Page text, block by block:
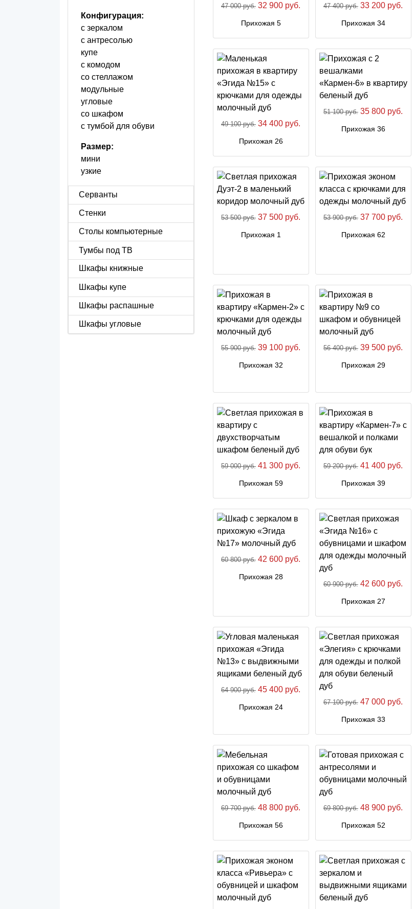
Конфигурация:
с зеркалом
с антресолью
купе
с комодом
со стеллажом
модульные
угловые
со шкафом
с тумбой для обуви
Размер:
мини
узкие
Серванты
Стенки
Столы компьютерные
Тумбы под ТВ
Шкафы книжные
Шкафы купе
Шкафы распашные
Шкафы угловые
47 000 руб. 32 900 руб.
Прихожая 5
47 400 руб. 33 200 руб.
Прихожая 34
49 100 руб. 34 400 руб.
Прихожая 26
51 100 руб. 35 800 руб.
Прихожая 36
53 500 руб. 37 500 руб.
Прихожая 1
53 900 руб. 37 700 руб.
Прихожая 62
55 900 руб. 39 100 руб.
Прихожая 32
56 400 руб. 39 500 руб.
Прихожая 29
59 000 руб. 41 300 руб.
Прихожая 59
59 200 руб. 41 400 руб.
Прихожая 39
60 800 руб. 42 600 руб.
Прихожая 28
60 900 руб. 42 600 руб.
Прихожая 27
64 900 руб. 45 400 руб.
Прихожая 24
67 100 руб. 47 000 руб.
Прихожая 33
69 700 руб. 48 800 руб.
Прихожая 56
69 800 руб. 48 900 руб.
Прихожая 52